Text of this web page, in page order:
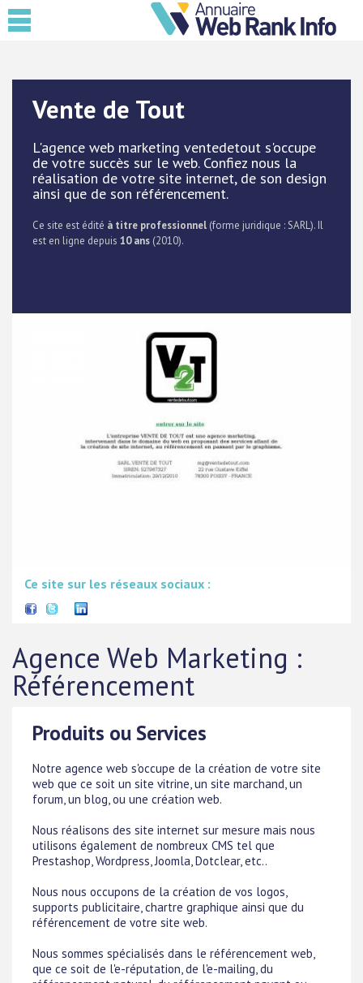
Vente de Tout
L'agence web marketing ventedetout s'occupe
de votre succès sur le web. Confiez nous la
réalisation de votre site internet, de son design
ainsi que de son référencement.
Ce site est édité à titre professionnel (forme juridique : SARL). Il
est en ligne depuis 10 ans (2010).
Ce site sur les réseaux sociaux :
Agence Web Marketing :
Référencement
Produits ou Services
Notre agence web s'occupe de la création de votre site
web que ce soit un site vitrine, un site marchand, un
forum, un blog, ou une création web.
Nous réalisons des site internet sur mesure mais nous
utilisons également de nombreux CMS tel que
Prestashop, Wordpress, Joomla, Dotclear, etc..
Nous nous occupons de la création de vos logos,
supports publicitaire, chartre graphique ainsi que du
référencement de votre site web.
Nous sommes spécialisés dans le référencement web,
que ce soit de l'e-réputation, de l'e-mailing, du